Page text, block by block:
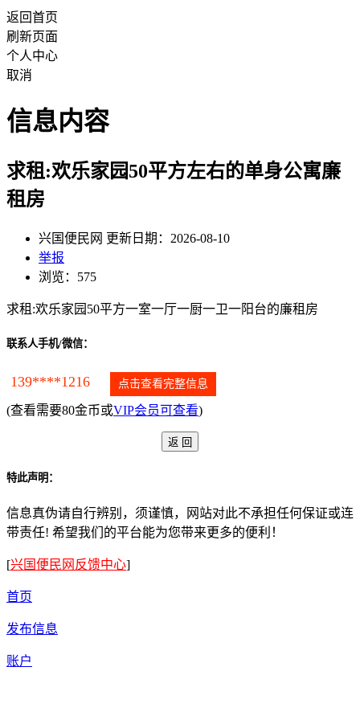
返回首页
刷新页面
个人中心
取消
信息内容
求租:欢乐家园50平方左右的单身公寓廉
租房
兴国便民网 更新日期：2026-08-10
举报
浏览：575
求租:欢乐家园50平方一室一厅一厨一卫一阳台的廉租房
联系人手机/微信：
139****1216 点击查看完整信息
(查看需要80金币或VIP会员可查看)
特此声明：
信息真伪请自行辨别，须谨慎，网站对此不承担任何保证或连
带责任! 希望我们的平台能为您带来更多的便利！
[兴国便民网反馈中心]
首页
发布信息
账户